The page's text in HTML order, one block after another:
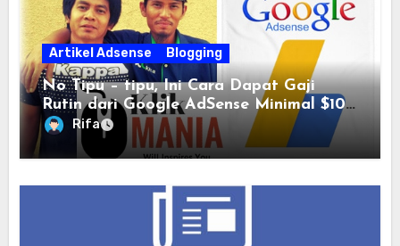
Artikel Adsense Blogging
No Tipu – tipu, Ini Cara Dapat Gaji
Rutin dari Google AdSense Minimal $100
per Bulan
Rifa